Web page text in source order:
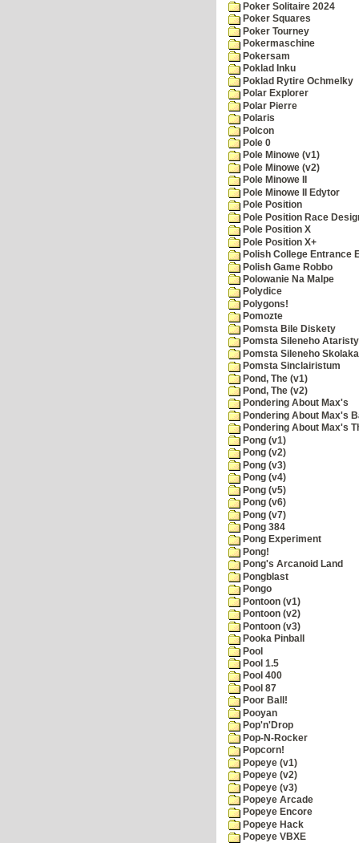
Poker Solitaire 2024
Poker Squares
Poker Tourney
Pokermaschine
Pokersam
Poklad Inku
Poklad Rytire Ochmelky
Polar Explorer
Polar Pierre
Polaris
Polcon
Pole 0
Pole Minowe (v1)
Pole Minowe (v2)
Pole Minowe II
Pole Minowe II Edytor
Pole Position
Pole Position Race
Pole Position X
Pole Position X+
Polish College Entrance
Polish Game Robbo
Polowanie Na Malpe
Polydice
Polygons!
Pomozte
Pomsta Bile Diskety
Pomsta Sileneho Ataristy
Pomsta Sileneho Skolaka
Pomsta Sinclairistum
Pond, The (v1)
Pond, The (v2)
Pondering About Max's
Pondering About Max's
Pondering About Max's
Pong (v1)
Pong (v2)
Pong (v3)
Pong (v4)
Pong (v5)
Pong (v6)
Pong (v7)
Pong 384
Pong Experiment
Pong!
Pong's Arcanoid Land
Pongblast
Pongo
Pontoon (v1)
Pontoon (v2)
Pontoon (v3)
Pooka Pinball
Pool
Pool 1.5
Pool 400
Pool 87
Poor Ball!
Pooyan
Pop'n'Drop
Pop-N-Rocker
Popcorn!
Popeye (v1)
Popeye (v2)
Popeye (v3)
Popeye Arcade
Popeye Encore
Popeye Hack
Popeye VBXE